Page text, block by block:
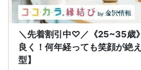
＼先着割引中♡／《25~35歳
良く！何年経っても笑顔が絶
型】